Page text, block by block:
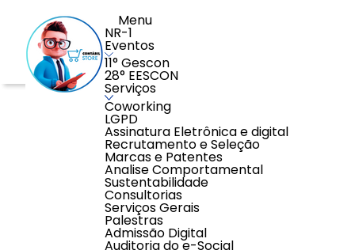
Menu
NR-1
Eventos
11° Gescon
28° EESCON
Serviços
Coworking
LGPD
Assinatura Eletrônica e digital
Recrutamento e Seleção
Marcas e Patentes
Analise Comportamental
Sustentabilidade
Consultorias
Serviços Gerais
Palestras
Admissão Digital
Auditoria do e-Social
Home > Softwares >